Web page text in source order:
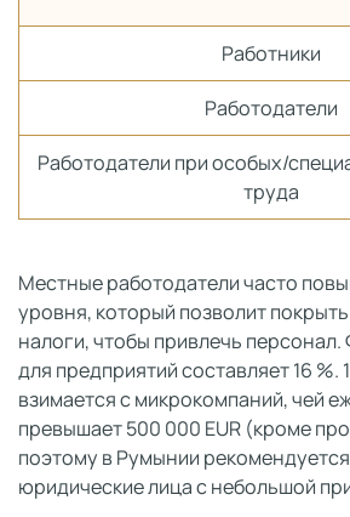
Работники
Работодатели
Работодатели при особых/
труда
Местные работодатели часто
уровня, который позволит
налоги, чтобы привлечь персонал.
для предприятий составляет 16 %.
взимается с микрокомпаний, чей
превышает 500 000 EUR (кроме
поэтому в Румынии
юридические лица с небольшой